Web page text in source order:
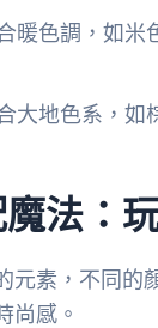
暖色調，如米
大地色系，如
法：
元素，不同的
尚感。